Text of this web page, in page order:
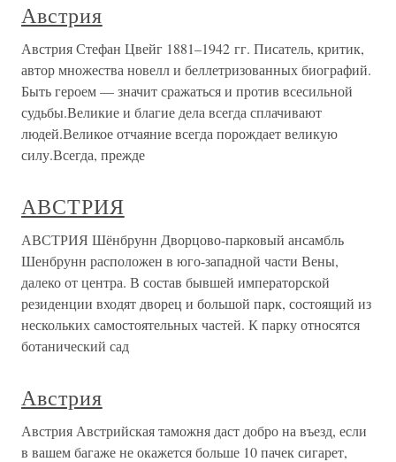
Австрия
Австрия Стефан Цвейг 1881–1942 гг. Писатель, критик,
автор множества новелл и беллетризованных биографий.
Быть героем — значит сражаться и против всесильной
судьбы.Великие и благие дела всегда сплачивают
людей.Великое отчаяние всегда порождает великую
силу.Всегда, прежде
АВСТРИЯ
АВСТРИЯ Шёнбрунн Дворцово-парковый ансамбль
Шенбрунн расположен в юго-западной части Вены,
далеко от центра. В состав бывшей императорской
резиденции входят дворец и большой парк, состоящий из
нескольких самостоятельных частей. К парку относятся
ботанический сад
Австрия
Австрия Австрийская таможня даст добро на въезд, если
в вашем багаже не окажется больше 10 пачек сигарет,